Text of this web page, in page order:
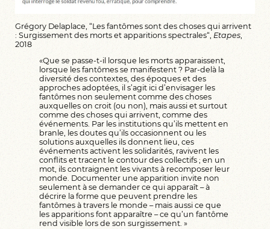
Grégory Delaplace, “Les fantômes sont des choses qui arrivent
: Surgissement des morts et apparitions spectrales“, Etapes
2018
«Que se passe-t-il lorsque les morts apparaissent,
lorsque les fantômes se manifestent ? Par-delà la
diversité des contextes, des époques et des
approches adoptées, il s’agit ici d’envisager les
fantômes non seulement comme des choses
auxquelles on croit (ou non), mais aussi et surtout
comme des choses qui arrivent, comme des
événements. Par les institutions qu’ils mettent en
branle, les doutes qu’ils occasionnent ou les
solutions auxquelles ils donnent lieu, ces
événements activent les solidarités, ravivent les
conflits et tracent le contour des collectifs ; en un
mot, ils contraignent les vivants à recomposer leur
monde. Documenter une apparition invite non
seulement à se demander ce qui apparaît – à
décrire la forme que peuvent prendre les
fantômes à travers le monde – mais aussi ce que
les apparitions font apparaître – ce qu’un fantôme
rend visible lors de son surgissement. »